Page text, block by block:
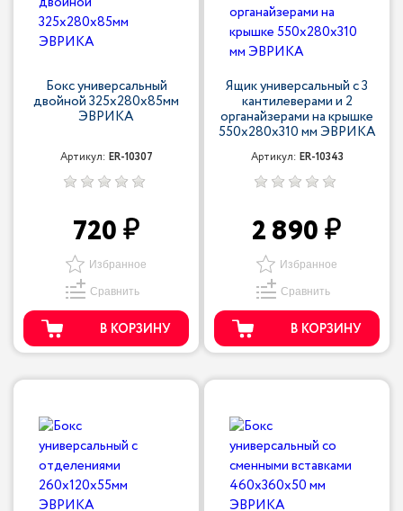
Бокс универсальный
двойной 325х280х85мм
ЭВРИКА
Артикул: ER-10307
720
Избранное
Сравнить
В КОРЗИНУ
Ящик универсальный с 3
кантилеверами и 2
органайзерами на крышке
550х280х310 мм ЭВРИКА
Артикул: ER-10343
2 890
Избранное
Сравнить
В КОРЗИНУ